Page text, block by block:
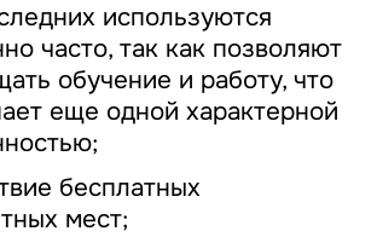
используются
часто, так как позволяют
обучение и работу, что
еще одной характерной
бесплатных
мест;